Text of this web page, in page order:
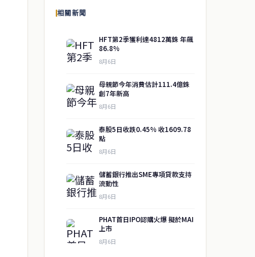
相關新聞
HFT第2季獲利達4812萬銖 年飆
86.8%
8月6日
母親節今年消費估計111.4億銖
創7年新高
8月6日
泰股5日收跌0.45% 收1609.78
點
8月6日
儲蓄銀行推出SME專項貸款支持
流動性
8月6日
PHAT首日IPO認購火爆 擬於MAI
上市
8月6日